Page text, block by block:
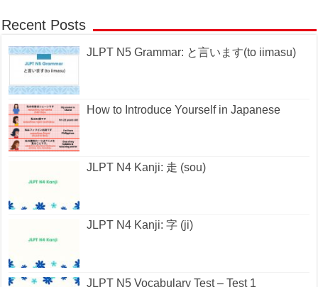
Recent Posts
JLPT N5 Grammar: と言います(to iimasu)
How to Introduce Yourself in Japanese
JLPT N4 Kanji: 走 (sou)
JLPT N4 Kanji: 字 (ji)
JLPT N5 Vocabulary Test – Test 1